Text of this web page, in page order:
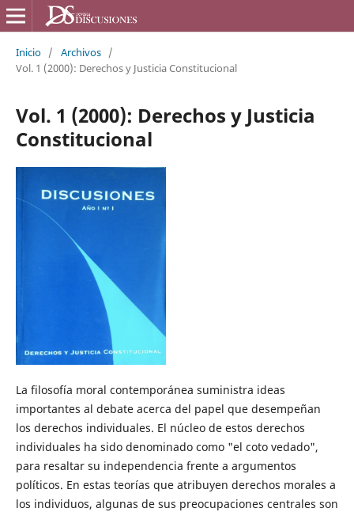
Inicio / Archivos /
Vol. 1 (2000): Derechos y Justicia Constitucional
Vol. 1 (2000): Derechos y Justicia
Constitucional
La filosofía moral contemporánea suministra ideas
importantes al debate acerca del papel que desempeñan
los derechos individuales. El núcleo de estos derechos
individuales ha sido denominado como "el coto vedado",
para resaltar su independencia frente a argumentos
políticos. En estas teorías que atribuyen derechos morales a
los individuos, algunas de sus preocupaciones centrales son